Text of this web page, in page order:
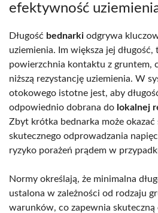
efektywność
Długość bednarki odgrywa
uziemienia. Im większa jej długość,
powierzchnia kontaktu z gruntem,
niższą rezystancję uziemienia. W
otokowego istotne jest, aby
odpowiednio dobrana do lokalnej
Zbyt krótka bednarka może
skutecznego odprowadzania
ryzyko porażeń prądem w
Normy określają, że minimalna
ustalona w zależności od rodzaju
warunków, co zapewnia skuteczną